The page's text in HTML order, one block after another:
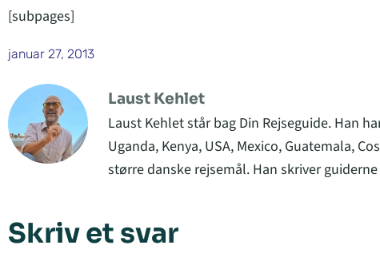
[subpages]
januar 27, 2013
Laust Kehlet
Laust Kehlet står bag Din Rejseguide. Han
Uganda, Kenya, USA, Mexico, Guatemala,
større danske rejsemål. Han skriver
Skriv et svar